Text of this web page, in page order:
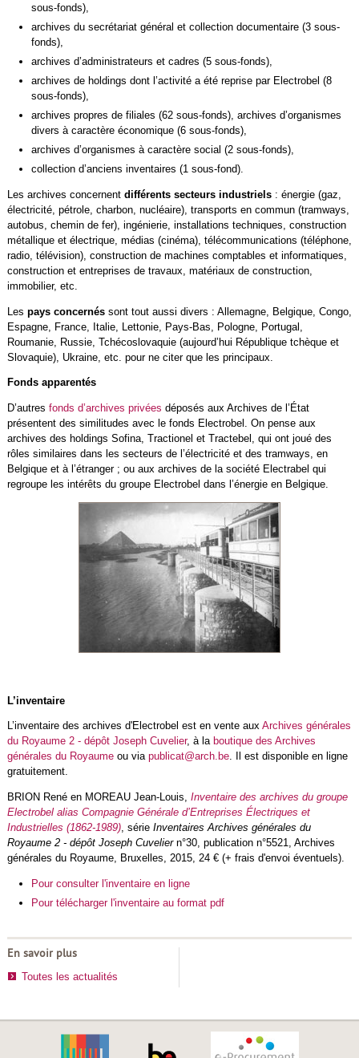
sous-fonds),
archives du secrétariat général et collection documentaire (3 sous-
fonds),
archives d’administrateurs et cadres (5 sous-fonds),
archives de holdings dont l’activité a été reprise par Electrobel (8
sous-fonds),
archives propres de filiales (62 sous-fonds), archives d’organismes
divers à caractère économique (6 sous-fonds),
archives d’organismes à caractère social (2 sous-fonds),
collection d’anciens inventaires (1 sous-fond).
Les archives concernentdifférents secteurs industriels : énergie (gaz,
électricité, pétrole, charbon, nucléaire), transports en commun (tramways,
autobus, chemin de fer), ingénierie, installations techniques, construction
métallique et électrique, médias (cinéma), télécommunications (téléphone,
radio, télévision), construction de machines comptables et informatiques,
construction et entreprises de travaux, matériaux de construction,
immobilier, etc.
Les pays concernés sont tout aussi divers : Allemagne, Belgique, Congo,
Espagne, France, Italie, Lettonie, Pays-Bas, Pologne, Portugal,
Roumanie, Russie, Tchécoslovaquie (aujourd’hui République tchèque et
Slovaquie), Ukraine, etc. pour ne citer que les principaux.
Fonds apparentés
D’autres fonds d’archives privées déposés aux Archives de l’État
présentent des similitudes avec le fonds Electrobel. On pense aux
archives des holdings Sofina, Tractionel et Tractebel, qui ont joué des
rôles similaires dans les secteurs de l’électricité et des tramways, en
Belgique et à l’étranger ; ou aux archives de la société Electrabel qui
regroupe les intérêts du groupe Electrobel dans l’énergie en Belgique.
L’inventaire
L’inventaire des archives d'Electrobel est en vente aux Archives générales
du Royaume 2 - dépôt Joseph Cuvelier, à laboutique des Archives
générales du Royaumeou via publicat@arch.be. Il est disponible en ligne
gratuitement.
BRION René en MOREAU Jean-Louis, Inventaire des archives du groupe
Electrobel alias Compagnie Générale d’Entreprises Électriques et
Industrielles (1862-1989), série Inventaires Archives générales du
Royaume 2 - dépôt Joseph Cuvelier n°30, publication n°5521, Archives
générales du Royaume, Bruxelles, 2015, 24 € (+ frais d'envoi éventuels).
Pour consulter l'inventaire en ligne
Pour télécharger l'inventaire au format pdf
En savoir plus
Toutes les actualités